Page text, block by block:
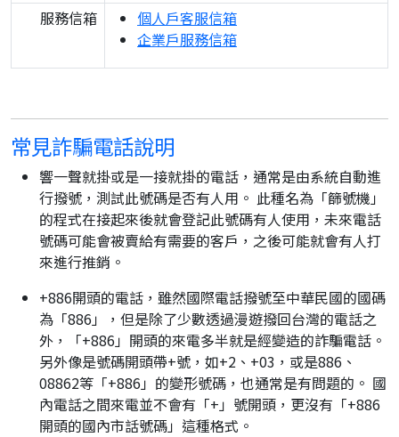
服務信箱
個人戶客服信箱
企業戶服務信箱
常見詐騙電話說明
響一聲就掛或是一接就掛的電話，通常是由系統自動進
行撥號，測試此號碼是否有人用。 此種名為「篩號機」
的程式在接起來後就會登記此號碼有人使用，未來電話
號碼可能會被賣給有需要的客戶，之後可能就會有人打
來進行推銷。
+886開頭的電話，雖然國際電話撥號至中華民國的國碼
為「886」，但是除了少數透過漫遊撥回台灣的電話之
外，「+886」開頭的來電多半就是經變造的詐騙電話。
另外像是號碼開頭帶+號，如+2、+03，或是886、
08862等「+886」的變形號碼，也通常是有問題的。 國
內電話之間來電並不會有「+」號開頭，更沒有「+886
開頭的國內市話號碼」這種格式。